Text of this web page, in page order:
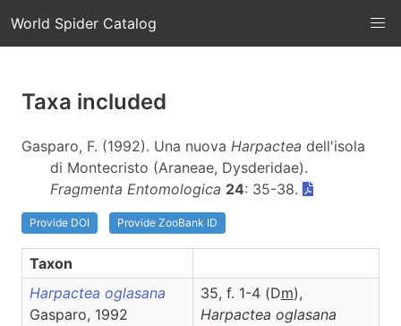
World Spider Catalog
Taxa included
Gasparo, F. (1992). Una nuova Harpactea dell'isola
di Montecristo (Araneae, Dysderidae).
Fragmenta Entomologica 24: 35-38.
Provide DOI Provide ZooBank ID
Taxon
Harpactea oglasana
Gasparo, 1992
35, f. 1-4 (Dm),
Harpactea oglasana